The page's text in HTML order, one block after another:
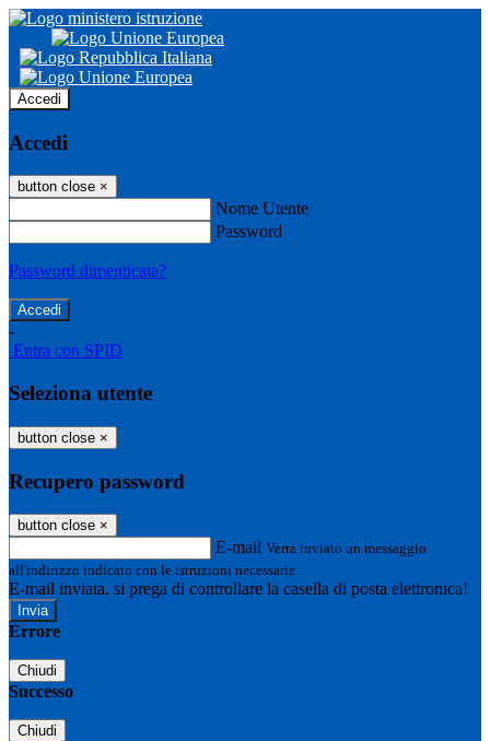
Accedi
Accedi
button close ×
Nome Utente
Password
Password dimenticata?
-
Entra con SPID
Seleziona utente
button close ×
Recupero password
button close ×
E-mail Verrà inviato un messaggio
all'indirizzo indicato con le istruzioni necessarie.
E-mail inviata, si prega di controllare la casella di posta elettronica!
Errore
Chiudi
Successo
Chiudi